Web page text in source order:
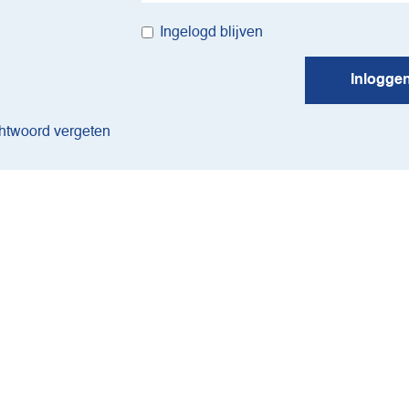
Ingelogd blijven
vergeten